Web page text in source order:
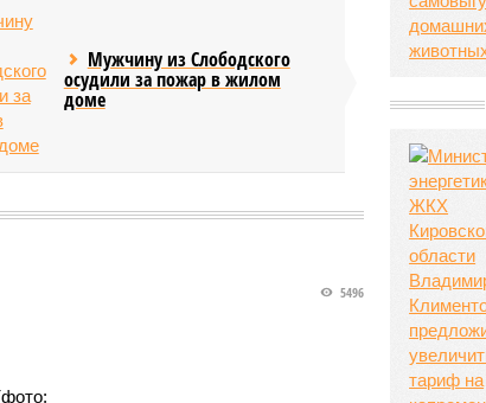
Мужчину из Слободского
осудили за пожар в жилом
доме
5496